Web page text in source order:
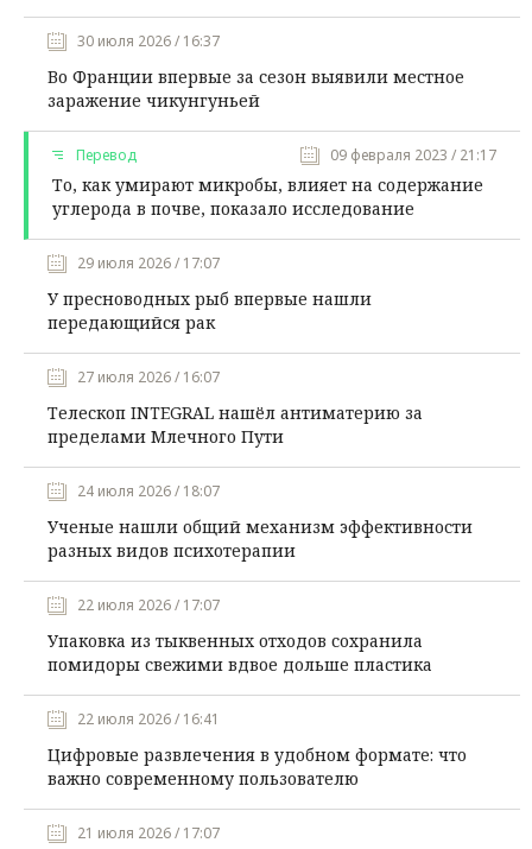
30 июля 2026 / 16:37
Во Франции впервые за сезон выявили местное
заражение чикунгуньей
Перевод 09 февраля 2023 / 21:17
То, как умирают микробы, влияет на содержание
углерода в почве, показало исследование
29 июля 2026 / 17:07
У пресноводных рыб впервые нашли
передающийся рак
27 июля 2026 / 16:07
Телескоп INTEGRAL нашёл антиматерию за
пределами Млечного Пути
24 июля 2026 / 18:07
Ученые нашли общий механизм эффективности
разных видов психотерапии
22 июля 2026 / 17:07
Упаковка из тыквенных отходов сохранила
помидоры свежими вдвое дольше пластика
22 июля 2026 / 16:41
Цифровые развлечения в удобном формате: что
важно современному пользователю
21 июля 2026 / 17:07